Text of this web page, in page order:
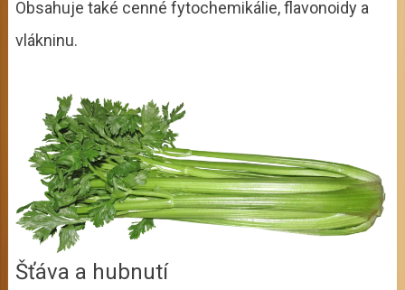
Obsahuje také cenné fytochemikálie, flavonoidy a
vlákninu.
Šťáva a hubnutí